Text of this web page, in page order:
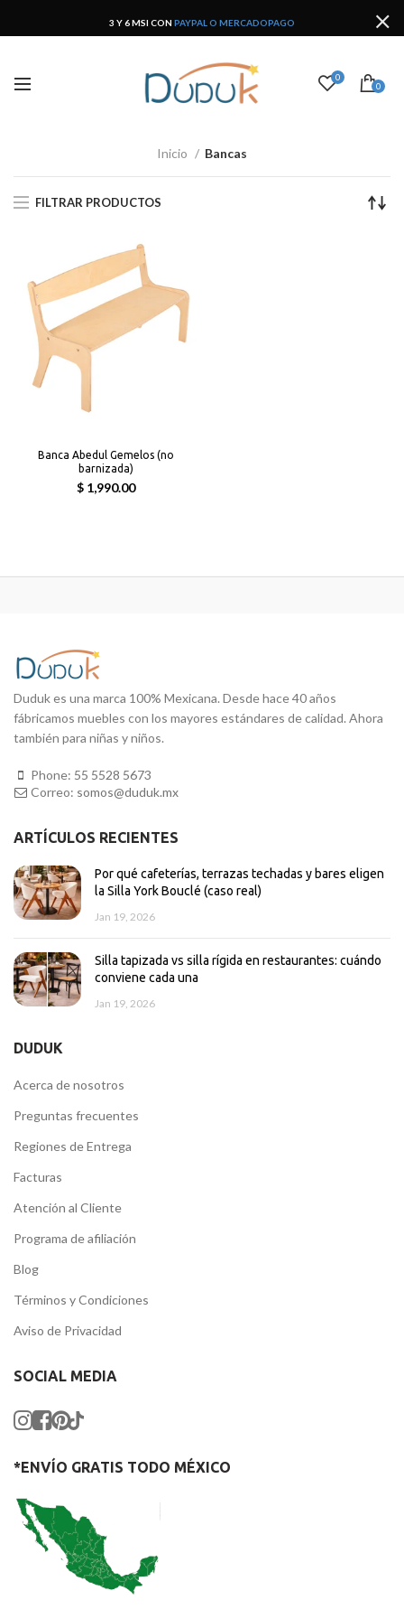
3 Y 6 MSI CON PAYPAL O MERCADOPAGO
0
0
Inicio Bancas
FILTRAR PRODUCTOS
Banca Abedul Gemelos (no
barnizada)
$ 1,990.00
Duduk es una marca 100% Mexicana. Desde hace 40 años
fábricamos muebles con los mayores estándares de calidad. Ahora
también para niñas y niños.
Phone: 55 5528 5673
Correo: somos@duduk.mx
ARTÍCULOS RECIENTES
Por qué cafeterías, terrazas techadas y bares eligen
la Silla York Bouclé (caso real)
Jan 19, 2026
Silla tapizada vs silla rígida en restaurantes: cuándo
conviene cada una
Jan 19, 2026
DUDUK
Acerca de nosotros
Preguntas frecuentes
Regiones de Entrega
Facturas
Atención al Cliente
Programa de afiliación
Blog
Términos y Condiciones
Aviso de Privacidad
SOCIAL MEDIA
*ENVÍO GRATIS TODO MÉXICO